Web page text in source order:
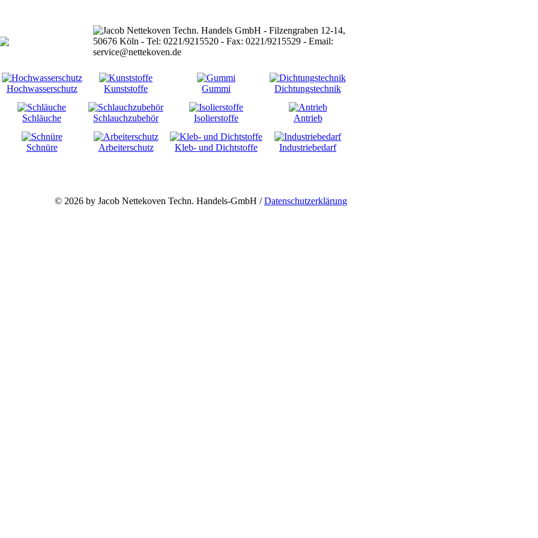
Hochwasserschutz Kunststoffe Gummi Dichtungstechnik
Schläuche Schlauchzubehör Isolierstoffe Antrieb
Schnüre Arbeiterschutz Kleb- und Dichtstoffe Industriebedarf
© 2026 by Jacob Nettekoven Techn. Handels-GmbH /Datenschutzerklärung